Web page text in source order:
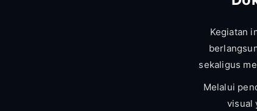
Kegiatan
sekaligus
Melalui
visual